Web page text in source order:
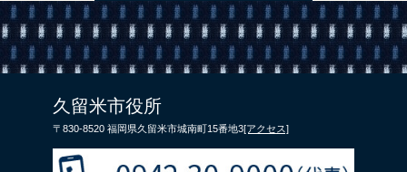
久留米市役所
〒830-8520 福岡県久留米市城南町15番地3[アクセス]